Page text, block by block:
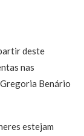
deste
nas
Benário
estejam